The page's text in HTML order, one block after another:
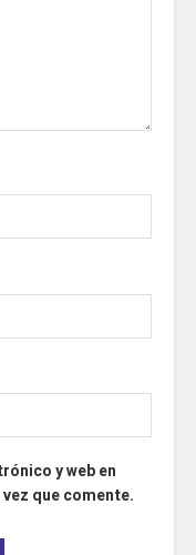
y web en
que comente.